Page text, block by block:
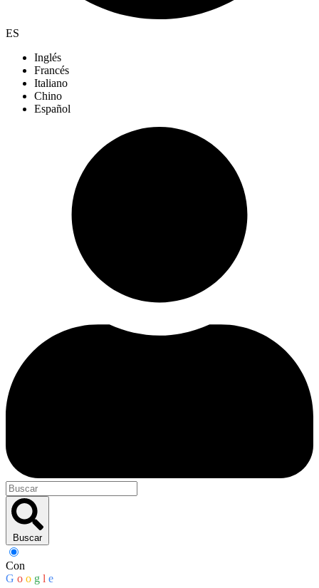
ES
Inglés
Francés
Italiano
Chino
Español
Buscar
Con
G o o g l e